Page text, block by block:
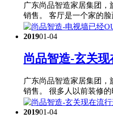
广东尚品智造家居集团
销售。 客厅是一个家的
201901-04
尚品智造-玄关现
广东尚品智造家居集团
销售。 很多人以前装修
201901-04